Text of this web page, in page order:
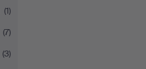
(1)
(7)
(3)